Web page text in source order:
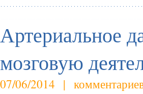
Артериальное
мозговую
07/06/2014 |